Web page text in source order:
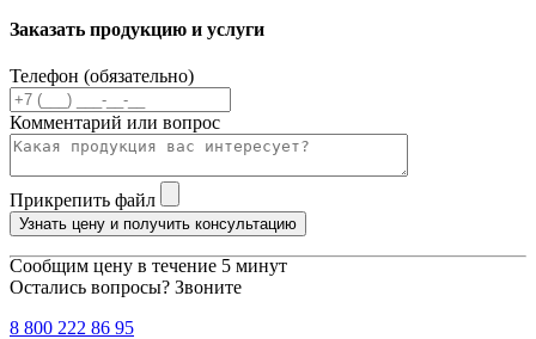
Заказать продукцию и услуги
Телефон (обязательно)
Комментарий или вопрос
Прикрепить файл
Узнать цену и получить консультацию
Сообщим цену в течение 5 минут
Остались вопросы? Звоните
8 800 222 86 95